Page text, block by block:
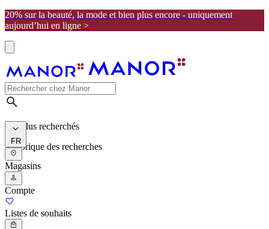
20% sur la beauté, la mode et bien plus encore - uniquement
aujourd’hui en ligne >
Les plus recherchés
Historique des recherches
FR
Magasins
Compte
Listes de souhaits